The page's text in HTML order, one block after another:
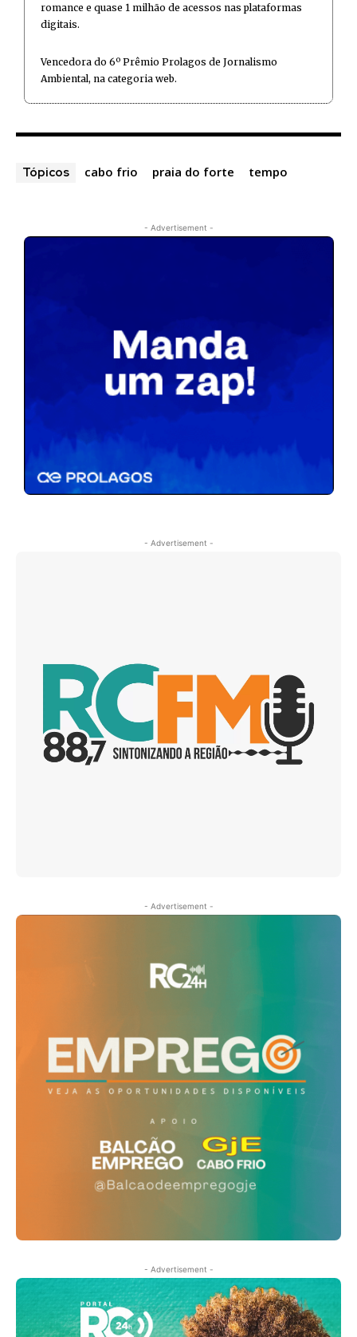
romance e quase 1 milhão de acessos nas plataformas
digitais.
Vencedora do 6º Prêmio Prolagos de Jornalismo
Ambiental, na categoria web.
Tópicos cabo frio praia do forte tempo
- Advertisement -
- Advertisement -
- Advertisement -
- Advertisement -